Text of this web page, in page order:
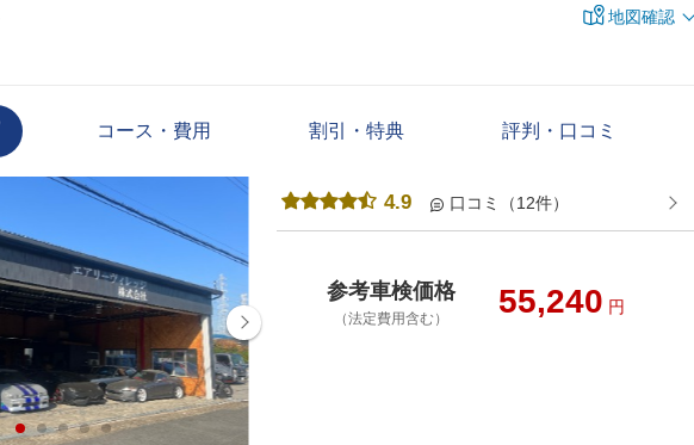
地図確認
コース・費用 割引・特典 評判・口コミ
4.9 口コミ（12件）
参考車検価格
（法定費用含む） 55,240 円